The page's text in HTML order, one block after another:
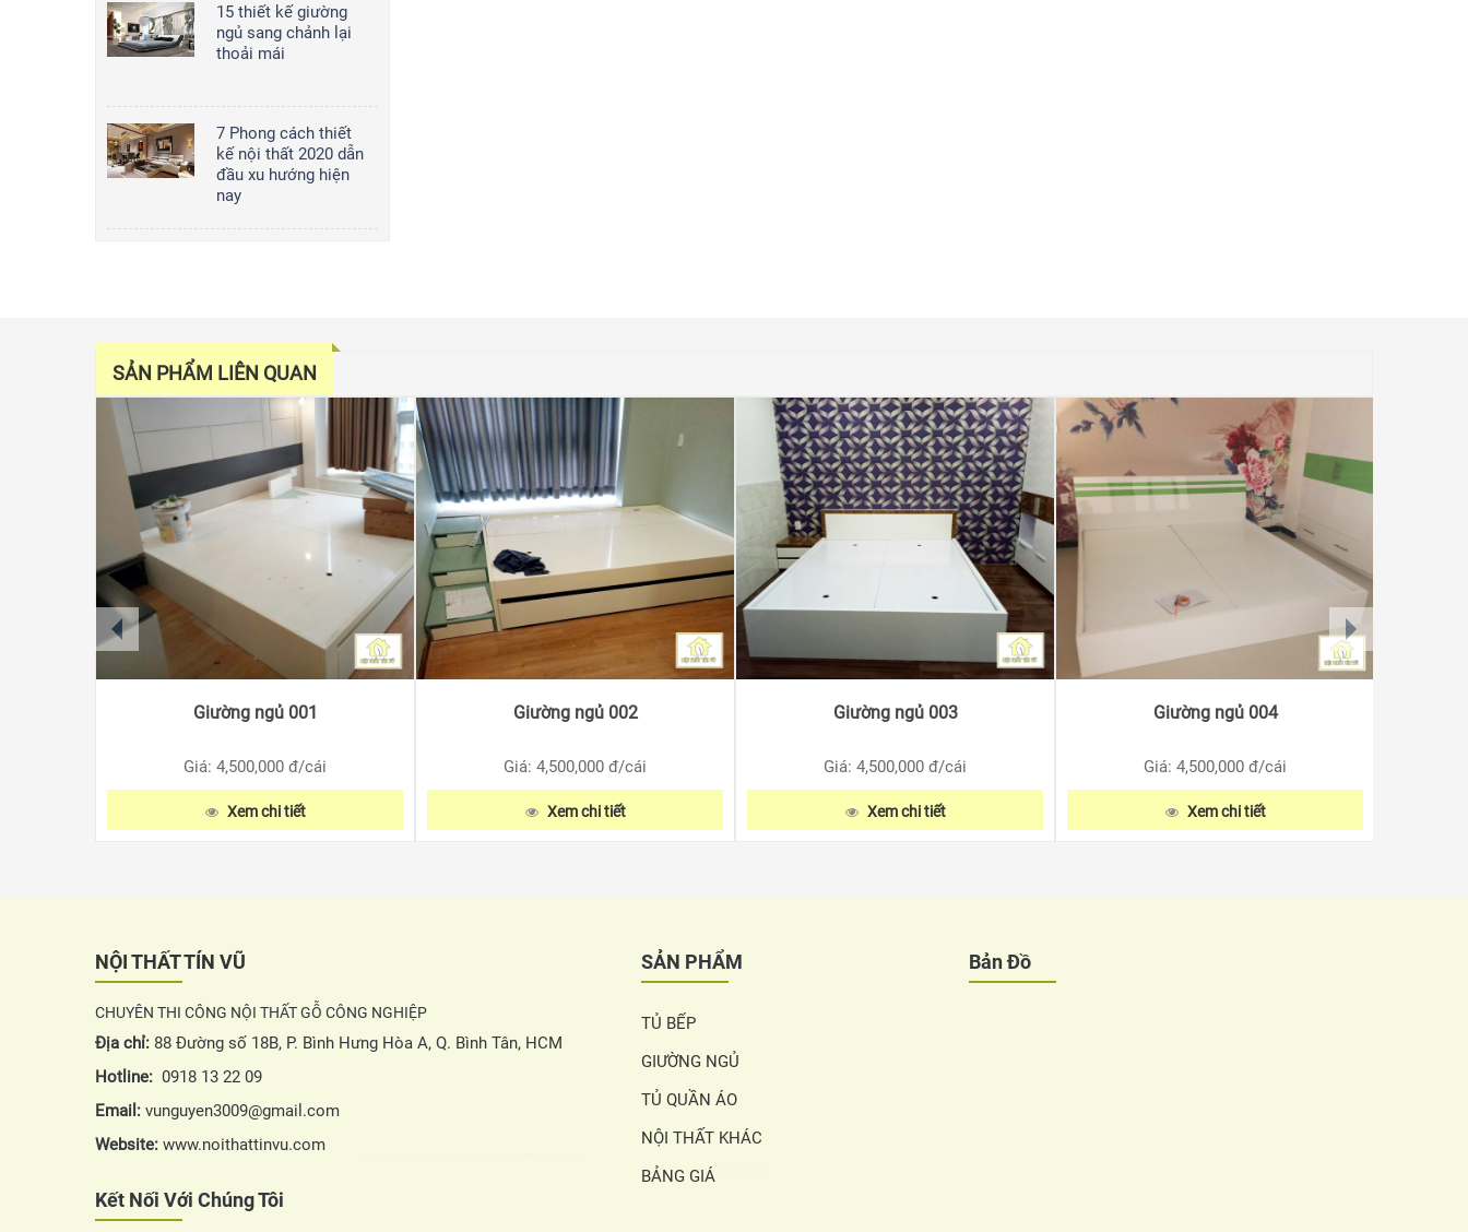
15 thiết kế giường
ngủ sang chảnh lại
thoải mái
7 Phong cách thiết
kế nội thất 2020 dẫn
đầu xu hướng hiện
nay
SẢN PHẨM LIÊN QUAN
Giường ngủ 001
Giá: 4,500,000 đ/cái
Xem chi tiết
Giường ngủ 002
Giá: 4,500,000 đ/cái
Xem chi tiết
Giường ngủ 003
Giá: 4,500,000 đ/cái
Xem chi tiết
Giường ngủ 004
Giá: 4,500,000 đ/cái
Xem chi tiết
prev next
NỘI THẤT TÍN VŨ
CHUYÊN THI CÔNG NỘI THẤT GỖ CÔNG NGHIỆP
Địa chỉ: 88 Đường số 18B, P. Bình Hưng Hòa A, Q. Bình Tân, HCM
Hotline: 0918 13 22 09
Email: vunguyen3009@gmail.com
Website: www.noithattinvu.com
Kết Nối Với Chúng Tôi
SẢN PHẨM
TỦ BẾP
GIƯỜNG NGỦ
TỦ QUẦN ÁO
NỘI THẤT KHÁC
BẢNG GIÁ
Bản Đồ